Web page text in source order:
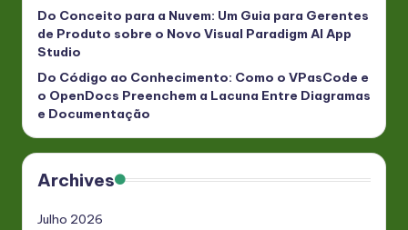
Do Conceito para a Nuvem: Um Guia para Gerentes
de Produto sobre o Novo Visual Paradigm AI App
Studio
Do Código ao Conhecimento: Como o VPasCode e
o OpenDocs Preenchem a Lacuna Entre Diagramas
e Documentação
Archives
Julho 2026